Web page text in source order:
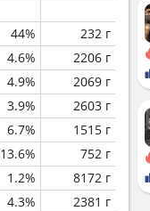
44%
232 г
4.6%
2206 г
4.9%
2069 г
3.9%
2603 г
6.7%
1515 г
13.6%
752 г
1.2%
8172 г
4.3%
2381 г